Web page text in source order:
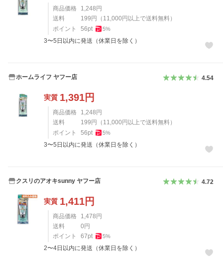
商品価格 1,248円
送料
199円 （ 11,000円以上で送料無料）
ポイント
56pt 5%
3〜5日以内に発送（休業日を除く）
ホームライフ ヤフー店 4.54
実質 1,391円
商品価格 1,248円
送料
199円 （ 11,000円以上で送料無料）
ポイント
56pt 5%
3〜5日以内に発送（休業日を除く）
クスリのアオキsunny ヤフー店 4.72
実質 1,411円
商品価格 1,478円
送料
0円
ポイント
67pt 5%
2〜4日以内に発送（休業日を除く）